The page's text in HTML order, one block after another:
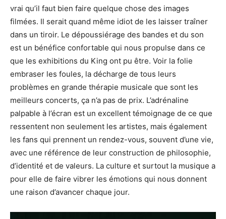
vrai qu’il faut bien faire quelque chose des images
filmées. Il serait quand même idiot de les laisser traîner
dans un tiroir. Le dépoussiérage des bandes et du son
est un bénéfice confortable qui nous propulse dans ce
que les exhibitions du King ont pu être. Voir la folie
embraser les foules, la décharge de tous leurs
problèmes en grande thérapie musicale que sont les
meilleurs concerts, ça n’a pas de prix. L’adrénaline
palpable à l’écran est un excellent témoignage de ce que
ressentent non seulement les artistes, mais également
les fans qui prennent un rendez-vous, souvent d’une vie,
avec une référence de leur construction de philosophie,
d’identité et de valeurs. La culture et surtout la musique a
pour elle de faire vibrer les émotions qui nous donnent
une raison d’avancer chaque jour.